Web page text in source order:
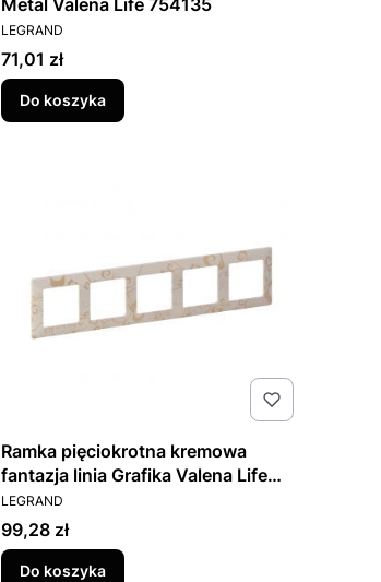
Metal Valena Life 754135
PRODUCENT
LEGRAND
Cena
71,01 zł
Do koszyka
Ramka pięciokrotna kremowa
fantazja linia Grafika Valena Life
754115
PRODUCENT
LEGRAND
Cena
99,28 zł
Do koszyka